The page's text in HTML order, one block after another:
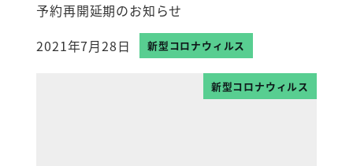
予約再開延期のお知らせ
投稿日
2021年7月28日 新型コロナウィルス
新型コロナウィルス